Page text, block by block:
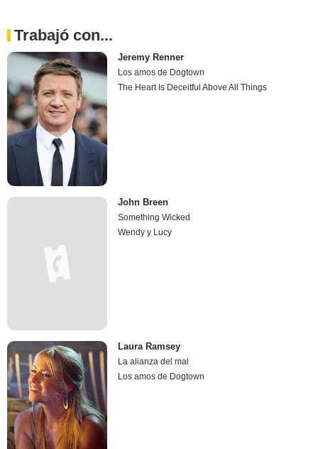
Trabajó con...
Jeremy Renner
Los amos de Dogtown
The Heart Is Deceitful Above All Things
John Breen
Something Wicked
Wendy y Lucy
Laura Ramsey
La alianza del mal
Los amos de Dogtown